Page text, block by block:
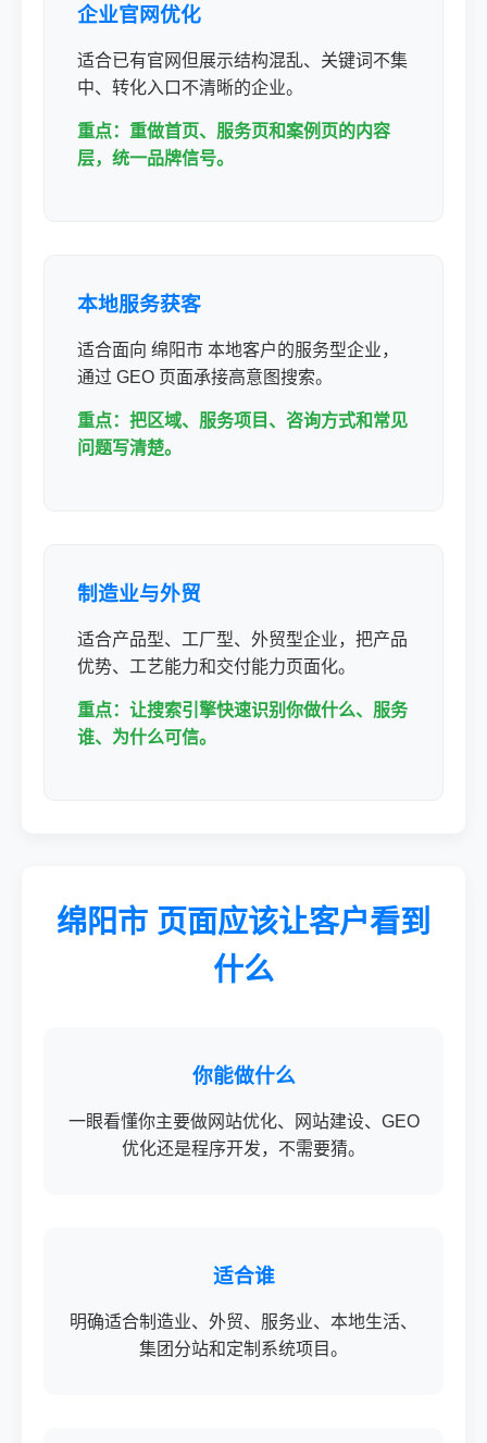
企业官网优化
适合已有官网但展示结构混乱、关键词不集
中、转化入口不清晰的企业。
重点：重做首页、服务页和案例页的内容
层，统一品牌信号。
本地服务获客
适合面向 绵阳市 本地客户的服务型企业，
通过 GEO 页面承接高意图搜索。
重点：把区域、服务项目、咨询方式和常见
问题写清楚。
制造业与外贸
适合产品型、工厂型、外贸型企业，把产品
优势、工艺能力和交付能力页面化。
重点：让搜索引擎快速识别你做什么、服务
谁、为什么可信。
绵阳市 页面应该让客户看到
什么
你能做什么
一眼看懂你主要做网站优化、网站建设、GEO
优化还是程序开发，不需要猜。
适合谁
明确适合制造业、外贸、服务业、本地生活、
集团分站和定制系统项目。